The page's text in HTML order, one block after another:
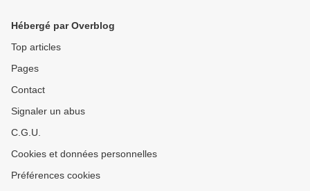
Hébergé par Overblog
Top articles
Pages
Contact
Signaler un abus
C.G.U.
Cookies et données personnelles
Préférences cookies